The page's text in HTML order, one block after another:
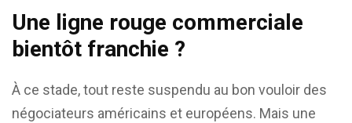
Une ligne rouge commerciale
bientôt franchie ?
À ce stade, tout reste suspendu au bon vouloir des
négociateurs américains et européens. Mais une